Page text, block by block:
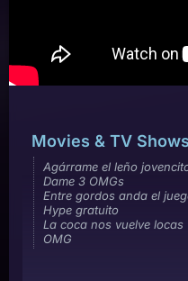
Movies & TV Shows
Agárrame el leño
Dame 3 OMGs
Entre gordos anda el
Hype gratuito
La coca nos vuelve locas
OMG